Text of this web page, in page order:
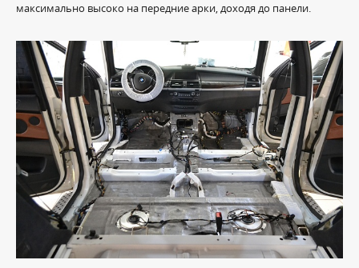
максимально высоко на передние арки, доходя до панели.